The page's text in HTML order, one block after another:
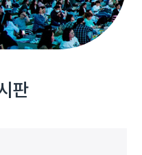
판